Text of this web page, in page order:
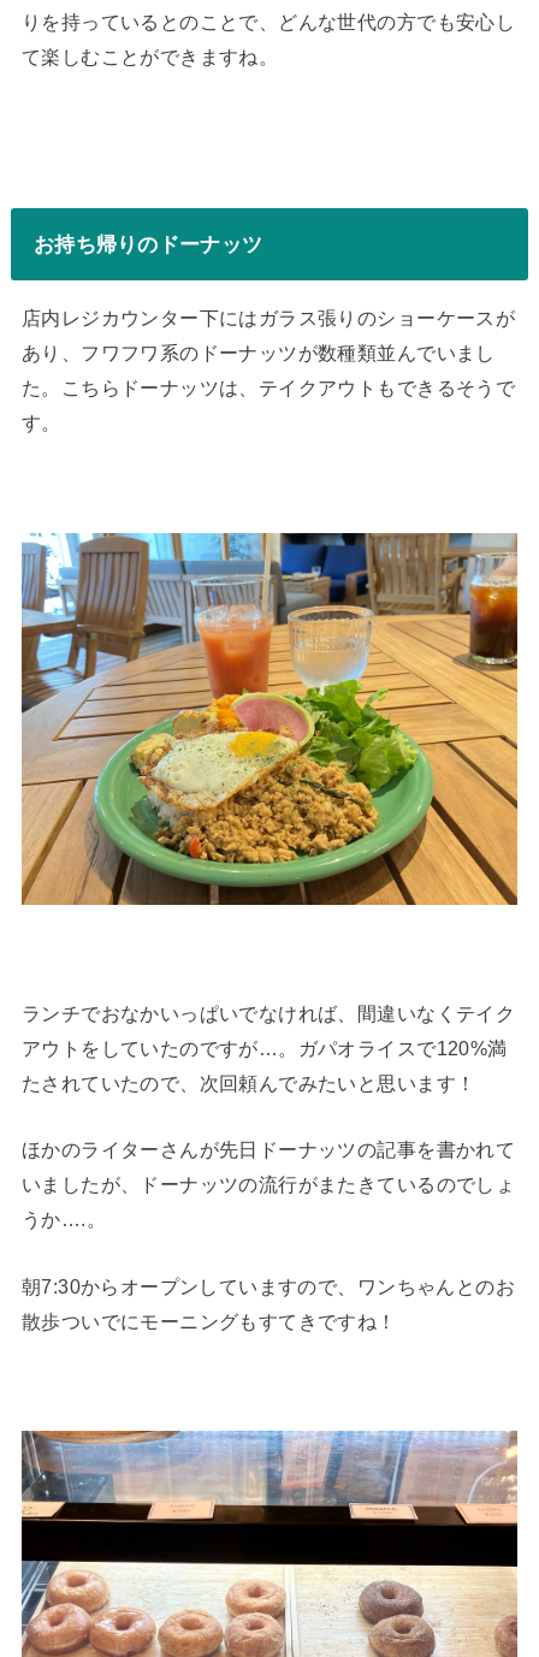
りを持っているとのことで、どんな世代の方でも安心し
て楽しむことができますね。
お持ち帰りのドーナッツ
店内レジカウンター下にはガラス張りのショーケースが
あり、フワフワ系のドーナッツが数種類並んでいまし
た。こちらドーナッツは、テイクアウトもできるそうで
す。
ランチでおなかいっぱいでなければ、間違いなくテイク
アウトをしていたのですが…。ガパオライスで120%満
たされていたので、次回頼んでみたいと思います！
ほかのライターさんが先日ドーナッツの記事を書かれて
いましたが、ドーナッツの流行がまたきているのでしょ
うか….。
朝7:30からオープンしていますので、ワンちゃんとのお
散歩ついでにモーニングもすてきですね！